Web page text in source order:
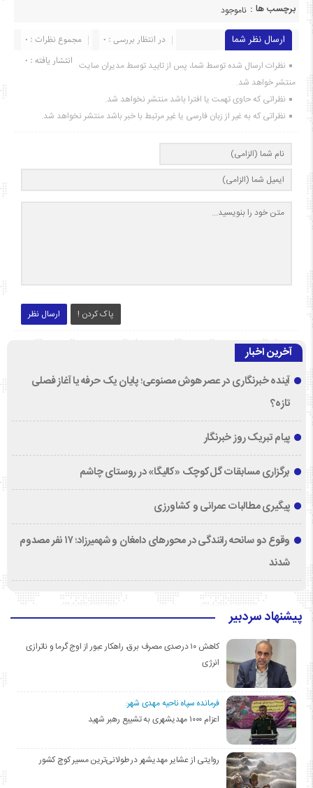
برچسب ها : ناموجود
ارسال نظر شما مجموع نظرات : 0
در انتظار بررسی : 0
انتشار یافته : ۰ نظرات ارسال شده توسط شما، پس از تایید توسط مدیران سایت
منتشر خواهد شد.
نظراتی که حاوی تهمت یا افترا باشد منتشر نخواهد شد.
نظراتی که به غیر از زبان فارسی یا غیر مرتبط با خبر باشد منتشر نخواهد شد.
ارسال نظر پاک کردن !
آخرین اخبار
آینده خبرنگاری در عصر هوش مصنوعی؛ پایان یک حرفه یا آغاز فصلی
تازه؟
پیام تبریک روز خبرنگار
برگزاری مسابقات گل‌کوچک «کالیگا» در روستای چاشم
پیگیری مطالبات عمرانی و کشاورزی
وقوع دو سانحه رانندگی در محورهای دامغان و شهمیرزاد؛ ۱۷ نفر مصدوم
شدند
پیشنهاد سردبیر
کاهش ۱۰ درصدی مصرف برق، راهکار عبور از اوج گرما و ناترازی
انرژی
فرمانده سپاه ناحیه مهدی شهر:
اعزام ۱۰۰۰ مهدیشهری به تشییع رهبر شهید
روایتی از عشایر مهدیشهر در طولانی‌ترین مسیر کوچ کشور